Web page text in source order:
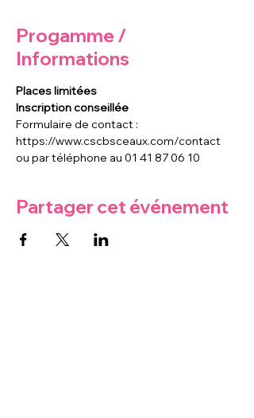
Progamme /
Informations
Places limitées
Inscription conseillée
Formulaire de contact :
https://www.cscbsceaux.com/contact
ou par téléphone au 01 41 87 06 10
Partager cet événement